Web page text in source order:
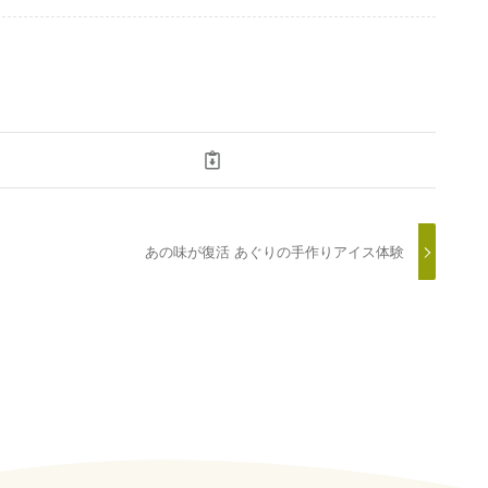
あの味が復活 あぐりの手作りアイス体験